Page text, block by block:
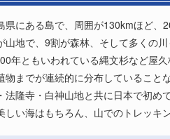
県にある島で、周囲が130kmほど、
山地で、9割が森林、そして多くの
年ともいわれている縄文杉など屋
物までが連続的に分布していること
法隆寺・白神山地と共に日本で初め
しい海はもちろん、山でのトレッキ